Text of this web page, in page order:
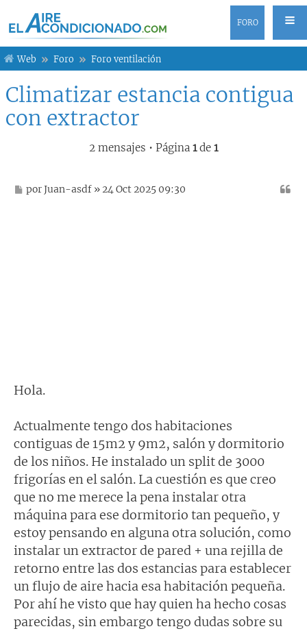
FORO
Web Foro Foro ventilación
Climatizar estancia contigua
con extractor
2 mensajes • Página 1de 1
M
porJuan-asdf » 24 Oct 2025 09:30
Hola.
Actualmente tengo dos habitaciones
contiguas de 15m2 y 9m2, salón y dormitorio
de los niños. He instalado un split de 3000
frigorías en el salón. La cuestión es que creo
que no me merece la pena instalar otra
máquina para ese dormitorio tan pequeño, y
estoy pensando en alguna otra solución, como
instalar un extractor de pared + una rejilla de
retorno entre las dos estancias para establecer
un flujo de aire hacia esa habitación pequeña.
Por ahí he visto que hay quien ha hecho cosas
parecidas, sin embargo tengo dudas sobre su